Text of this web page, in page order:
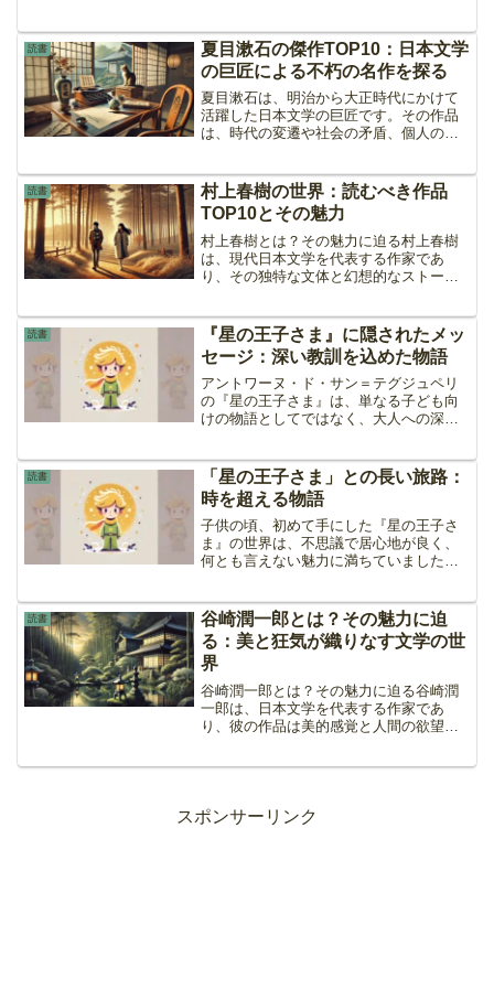
陰影と感動をもたらしています。この記
事では、太宰治の名作TO...
読書
夏目漱石の傑作TOP10：日本文学
の巨匠による不朽の名作を探る
夏目漱石は、明治から大正時代にかけて
活躍した日本文学の巨匠です。その作品
は、時代の変遷や社会の矛盾、個人の内
は、夏目漱石の代表作をランキング形式
で紹介し、その魅力と現代...
読書
村上春樹の世界：読むべき作品
TOP10とその魅力
村上春樹とは？その魅力に迫る村上春樹
は、現代日本文学を代表する作家であ
り、その独特な文体と幻想的なストーリ
て現実と非現実の境界をテーマにしてお
り、多くの人々にとって深い...
読書
『星の王子さま』に隠されたメッ
セージ：深い教訓を込めた物語
アントワーヌ・ド・サン＝テグジュペリ
の『星の王子さま』は、単なる子ども向
けの物語としてではなく、大人への深い
的なストーリーラインの背後に、多くの
教訓が織り込まれており、...
読書
「星の王子さま」との長い旅路：
時を超える物語
子供の頃、初めて手にした『星の王子さ
ま』の世界は、不思議で居心地が良く、
何とも言えない魅力に満ちていました。
でも、旅行先でその国の言語で書かれた
『星の王子さま』を見つけ...
読書
谷崎潤一郎とは？その魅力に迫
る：美と狂気が織りなす文学の世
界
谷崎潤一郎とは？その魅力に迫る谷崎潤
一郎は、日本文学を代表する作家であ
り、彼の作品は美的感覚と人間の欲望を
スポンサーリンク